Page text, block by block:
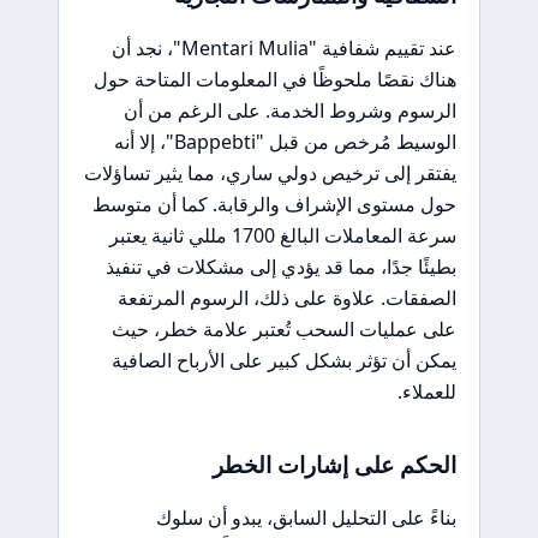
عند تقييم شفافية "Mentari Mulia"، نجد أن
هناك نقصًا ملحوظًا في المعلومات المتاحة حول
الرسوم وشروط الخدمة. على الرغم من أن
الوسيط مُرخص من قبل "Bappebti"، إلا أنه
يفتقر إلى ترخيص دولي ساري، مما يثير تساؤلات
حول مستوى الإشراف والرقابة. كما أن متوسط
سرعة المعاملات البالغ 1700 مللي ثانية يعتبر
بطيئًا جدًا، مما قد يؤدي إلى مشكلات في تنفيذ
الصفقات. علاوة على ذلك، الرسوم المرتفعة
على عمليات السحب تُعتبر علامة خطر، حيث
يمكن أن تؤثر بشكل كبير على الأرباح الصافية
للعملاء.
الحكم على إشارات الخطر
بناءً على التحليل السابق، يبدو أن سلوك